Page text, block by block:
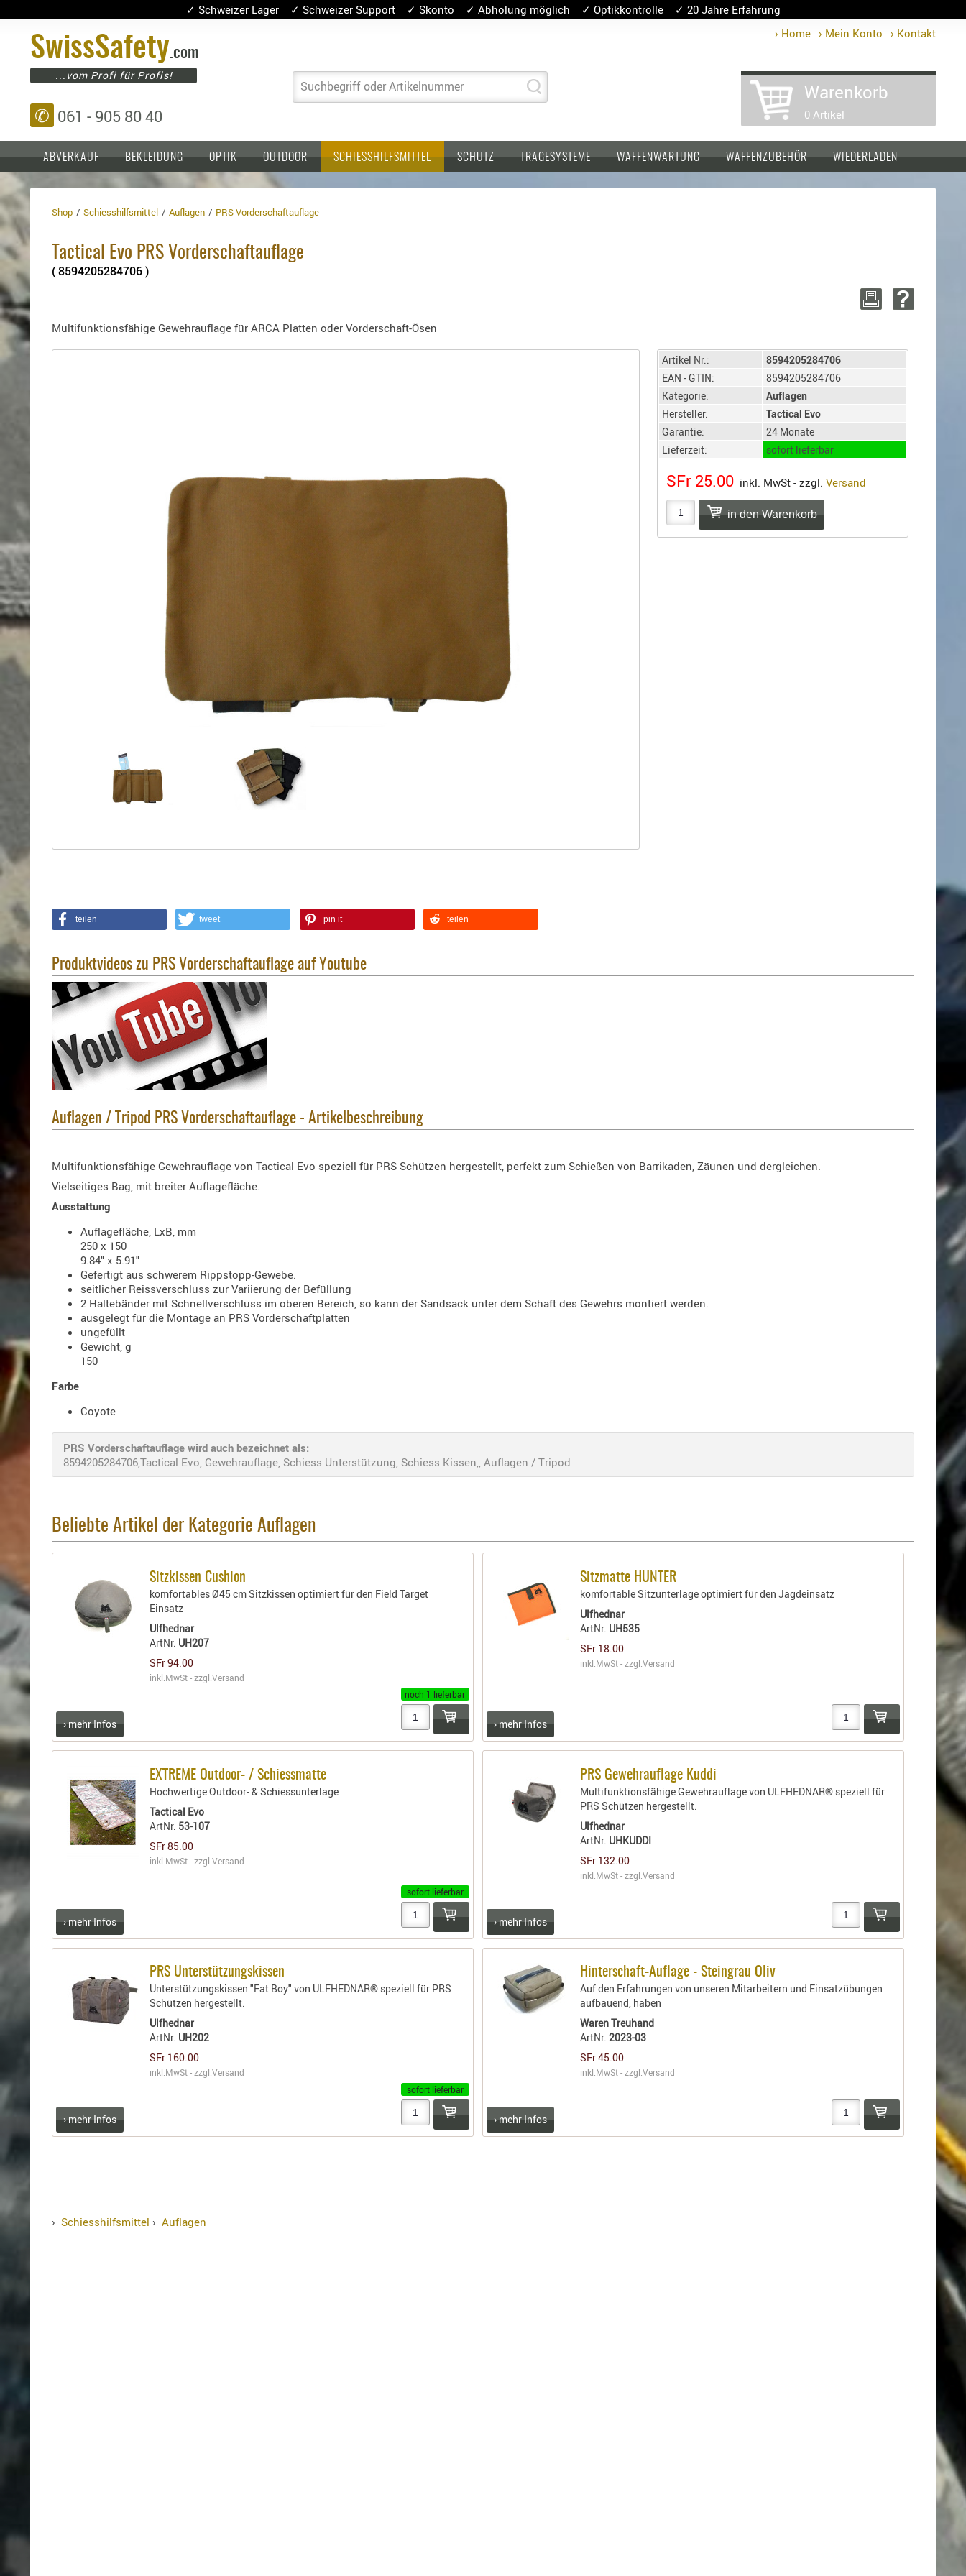
✓ Schweizer Lager ✓ Schweizer Support ✓ Skonto ✓ Abholung möglich ✓ Optikkontrolle ✓ 20 Jahre Erfahrung
› Home › Mein Konto › Kontakt
SwissSafety.com
...vom Profi für Profis!
✆ 061 - 905 80 40
Suchbegriff oder Artikelnummer Warenkorb
0 Artikel
ABVERKAUF BEKLEIDUNG OPTIK OUTDOOR SCHIESSHILFSMITTEL SCHUTZ
Einlagen,
Kopfschutz
Tragesysteme
TRAGESYSTEME
Holster
Grundplatten
Holster
Holster
WAFFENWARTUNG WAFFENZUBEHÖR WIEDERLADEN
Shop Schiesshilfsmittel Auflagen PRS Vorderschaftauflage
Tactical Evo PRS Vorderschaftauflage
( 8594205284706 )
Multifunktionsfähige Gewehrauflage für ARCA Platten oder Vorderschaft-Ösen
Artikel Nr.:
8594205284706
EAN - GTIN:
8594205284706
Kategorie:
Auflagen
Hersteller:
Tactical Evo
Garantie:
24 Monate
Lieferzeit:
sofort lieferbar
SFr 25.00 inkl. MwSt - zzgl. Versand
teilen tweet pin it teilen
Produktvideos zu PRS Vorderschaftauflage auf Youtube
Auflagen / Tripod PRS Vorderschaftauflage - Artikelbeschreibung
Multifunktionsfähige Gewehrauflage von Tactical Evo speziell für PRS Schützen hergestellt, perfekt zum Schießen von Barrikaden, Zäunen und dergleichen.
Vielseitiges Bag, mit breiter Auflagefläche.
Ausstattung
Auflagefläche, LxB, mm
250 x 150
9.84" x 5.91"
Gefertigt aus schwerem Rippstopp-Gewebe.
seitlicher Reissverschluss zur Variierung der Befüllung
2 Haltebänder mit Schnellverschluss im oberen Bereich, so kann der Sandsack unter dem Schaft des Gewehrs montiert werden.
ausgelegt für die Montage an PRS Vorderschaftplatten
ungefüllt
Gewicht, g
150
Farbe
Coyote
PRS Vorderschaftauflage wird auch bezeichnet als:
8594205284706,Tactical Evo, Gewehrauflage, Schiess Unterstützung, Schiess Kissen,, Auflagen / Tripod
Beliebte Artikel der Kategorie Auflagen
Sitzkissen Cushion
komfortables Ø45 cm Sitzkissen optimiert für den Field Target
Einsatz
Ulfhednar
ArtNr. UH207
SFr 94.00
inkl.MwSt - zzgl.Versand
noch 1 lieferbar
› mehr Infos
Sitzmatte HUNTER
komfortable Sitzunterlage optimiert für den Jagdeinsatz
Ulfhednar
ArtNr. UH535
SFr 18.00
inkl.MwSt - zzgl.Versand
› mehr Infos
EXTREME Outdoor- / Schiessmatte
Hochwertige Outdoor- & Schiessunterlage
Tactical Evo
ArtNr. 53-107
SFr 85.00
inkl.MwSt - zzgl.Versand
sofort lieferbar
› mehr Infos
PRS Gewehrauflage Kuddi
Multifunktionsfähige Gewehrauflage von ULFHEDNAR® speziell für
PRS Schützen hergestellt.
Ulfhednar
ArtNr. UHKUDDI
SFr 132.00
inkl.MwSt - zzgl.Versand
› mehr Infos
PRS Unterstützungskissen
Unterstützungskissen "Fat Boy" von ULFHEDNAR® speziell für PRS
Schützen hergestellt.
Ulfhednar
ArtNr. UH202
SFr 160.00
inkl.MwSt - zzgl.Versand
sofort lieferbar
› mehr Infos
Hinterschaft-Auflage - Steingrau Oliv
Auf den Erfahrungen von unseren Mitarbeitern und Einsatzübungen
aufbauend, haben
Waren Treuhand
ArtNr.2023-03
SFr 45.00
inkl.MwSt - zzgl.Versand
› mehr Infos
› Schiesshilfsmittel › Auflagen